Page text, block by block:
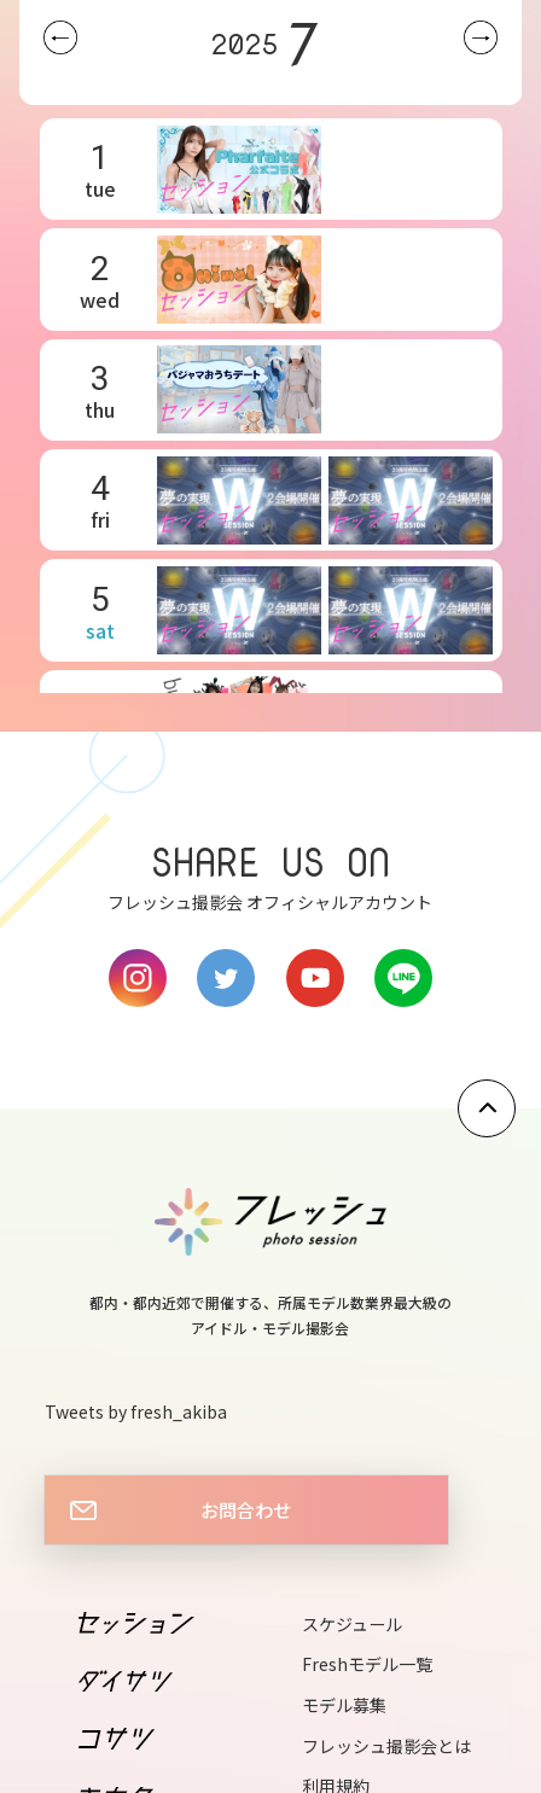
2025 7
1
tue
2
wed
3
thu
4
fri
5
sat
sun
7
mon
tue
14
15
tue
17
thu
18
fri
SHARE US ON
フレッシュ撮影会 オフィシャルアカウント
都内・都内近郊で開催する、所属モデル数業界最大級の
アイドル・モデル撮影会
Tweets by fresh_akiba
お問合わせ
スケジュール
Freshモデル一覧
モデル募集
フレッシュ撮影会とは
利用規約